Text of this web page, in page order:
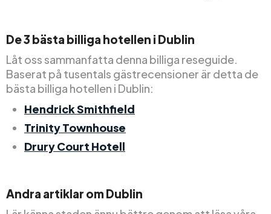
De 3 bästa billiga hotellen i Dublin
Låt oss sammanfatta denna billiga reseguide.
Baserat på tusentals gästrecensioner är detta de
bästa billiga hotellen i Dublin:
Hendrick Smithfield
Trinity Townhouse
Drury Court Hotell
Andra artiklar om Dublin